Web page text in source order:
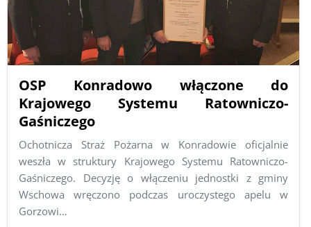
OSP Konradowo włączone do
Krajowego Systemu Ratowniczo-
Gaśniczego
Ochotnicza Straż Pożarna w Konradowie oficjalnie
weszła w struktury Krajowego Systemu Ratowniczo-
Gaśniczego. Decyzję o włączeniu jednostki z gminy
Wschowa wręczono podczas uroczystego apelu w
Gorzowi…